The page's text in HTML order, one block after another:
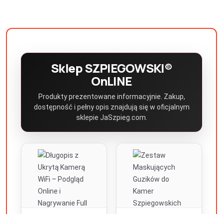
Sklep SZPIEGOWSKI®
OnLINE
Produkty prezentowane informacyjnie. Zakup,
dostępność i pełny opis znajdują się w oficjalnym
sklepie JaSzpieg.com.